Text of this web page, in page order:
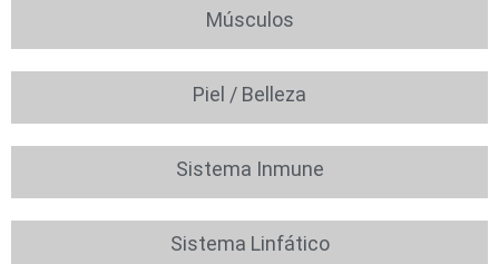
Músculos
Piel / Belleza
Sistema Inmune
Sistema Linfático